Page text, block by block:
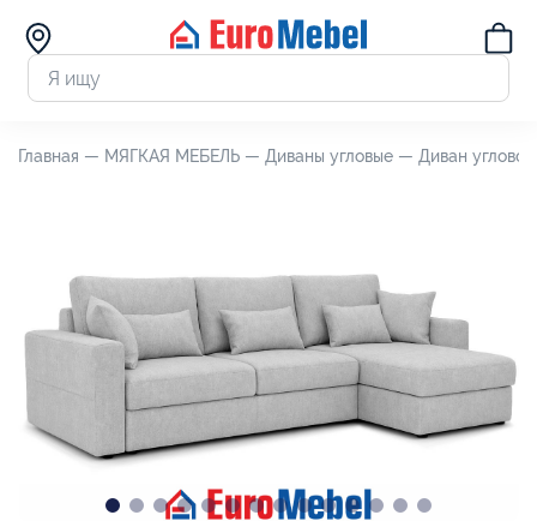
Главная — МЯГКАЯ МЕБЕЛЬ — Диваны угловые — Диван